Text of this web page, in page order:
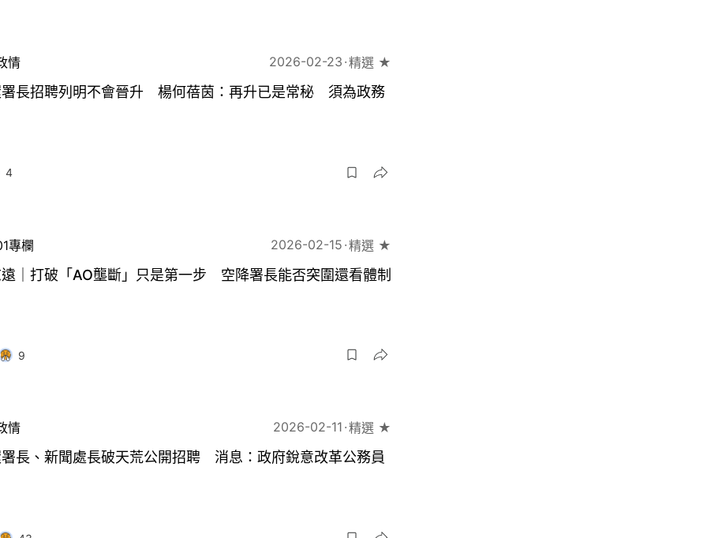
情 2026-02-23 精選 ★
長招聘列明不會晉升 楊何蓓茵：再升已是常秘 須為政務
4
專欄 2026-02-15 精選 ★
｜打破「AO壟斷」只是第一步 空降署長能否突圍還看體制
9
情 2026-02-11 精選 ★
長、新聞處長破天荒公開招聘 消息：政府銳意改革公務員